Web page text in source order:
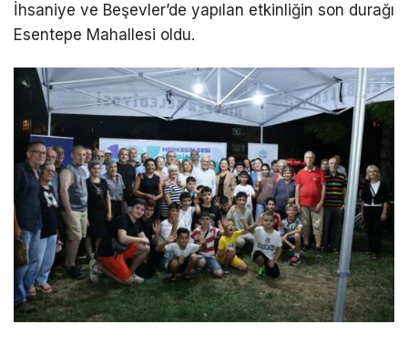
İhsaniye ve Beşevler’de yapılan etkinliğin son durağı
Esentepe Mahallesi oldu.